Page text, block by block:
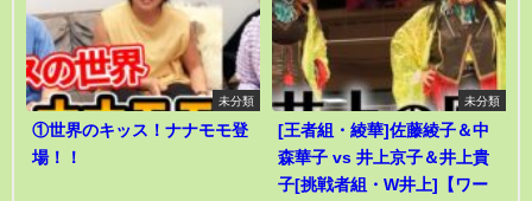
未分類
①世界のキッス！ナナモモ登
場！！
未分類
[王者組・綾華]佐藤綾子＆中
森華子 vs 井上京子＆井上貴
子[挑戦者組・W井上]【ワー